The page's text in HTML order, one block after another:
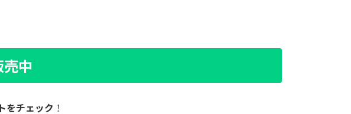
売中
をチェック ！